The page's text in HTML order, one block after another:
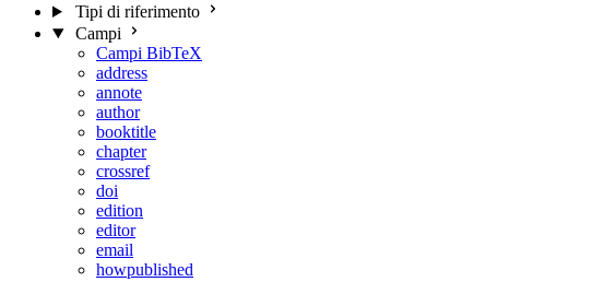
Tipi di riferimento
Campi
Campi BibTeX
address
annote
author
booktitle
chapter
crossref
doi
edition
editor
email
howpublished